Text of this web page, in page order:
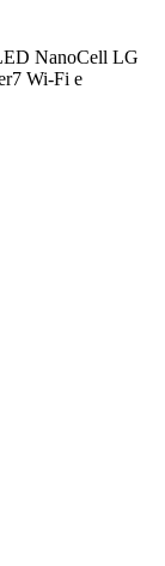
NanoCell LG
Wi-Fi e